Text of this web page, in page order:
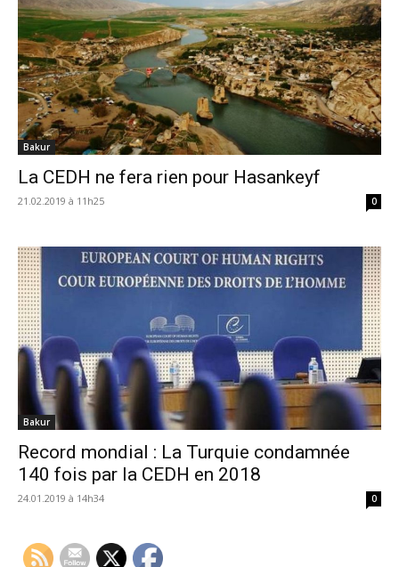
Bakur
La CEDH ne fera rien pour Hasankeyf
21.02.2019 à 11h25 0
Bakur
Record mondial : La Turquie condamnée
140 fois par la CEDH en 2018
24.01.2019 à 14h34 0